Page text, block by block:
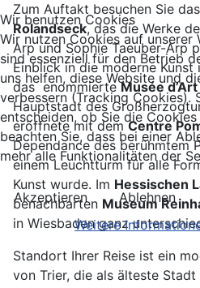
Zum Auftakt besuchen Sie das
Rolandseck, das die Werke
Arp und Sophie Taeuber-Arp
Einblick in die moderne
das enommierteMusée
Hauptstadt des
eröffnete mit demCentre
Dependance des berühmtem
einem Leuchtturm für alle
Kunst wurde. Im Hessischen
benachbarten Museum
in Wiesbaden ganz
Standort Ihrer Reise ist ein
von Trier, die als älteste
Wir benutzen Cookies
Wir nutzen Cookies auf unserer
sind essenziell für den Betrieb
uns helfen, diese Website und
verbessern (Tracking Cookies).
entscheiden, ob Sie die
beachten Sie, dass bei einer
mehr alle Funktionalitäten der
Akzeptieren
Ablehnen
Weitere